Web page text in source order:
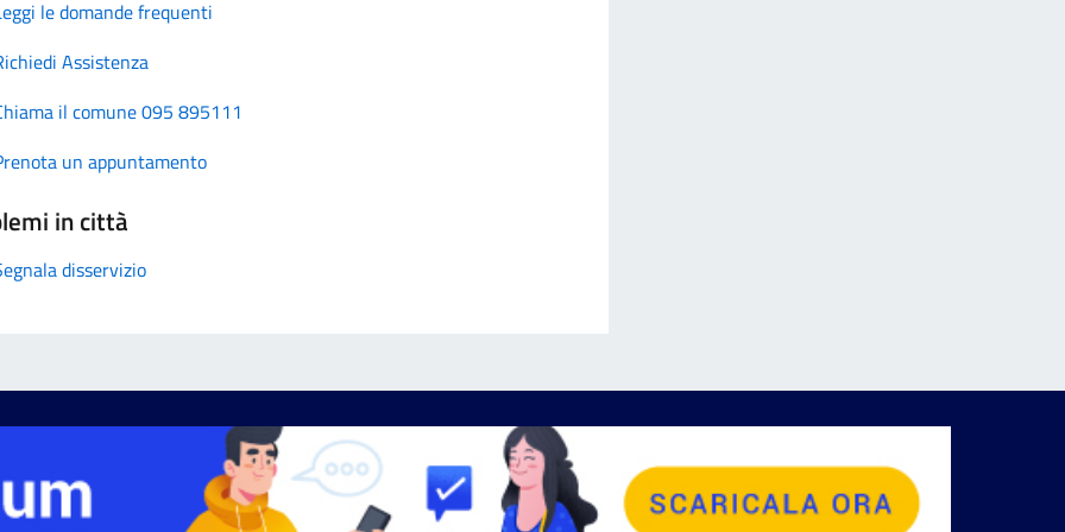
le domande frequenti
Assistenza
il comune 095 895111
un appuntamento
in città
disservizio